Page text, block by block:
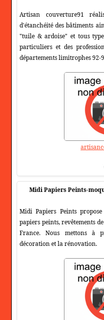
Artisan couverture91
d'étanchéité des bâtiments
"tuile & ardoise" et tous
particuliers et des
départements limitrophes 92-
Midi Papiers Peints-
Midi Papiers Peints
papiers peints, revêtements
France. Nous mettons à
décoration et la rénovation.